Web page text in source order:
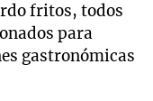
fritos, todos
para
gastronómicas